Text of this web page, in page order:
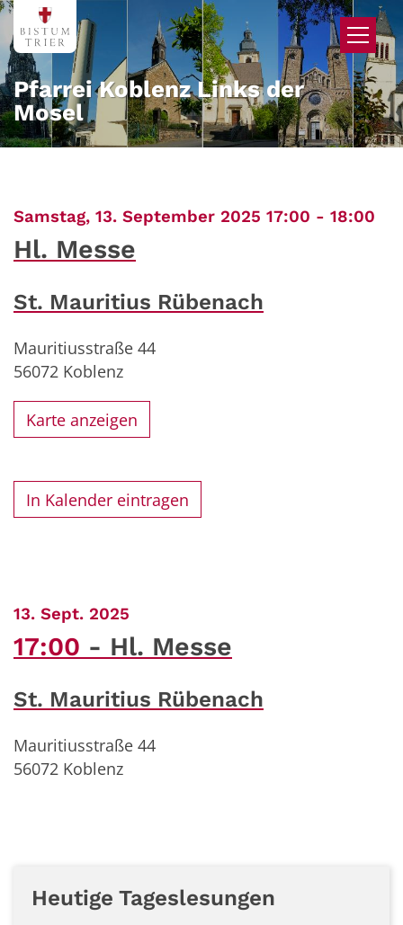
Zum Inhalt springen
Pfarrei Koblenz Links der
Mosel
Samstag, 13. September 2025 17:00 - 18:00
Hl. Messe
St. Mauritius Rübenach
Mauritiusstraße 44
56072 Koblenz
Karte anzeigen
In Kalender eintragen
13. Sept. 2025
17:00 Hl. Messe
St. Mauritius Rübenach
Mauritiusstraße 44
56072 Koblenz
Heutige Tageslesungen